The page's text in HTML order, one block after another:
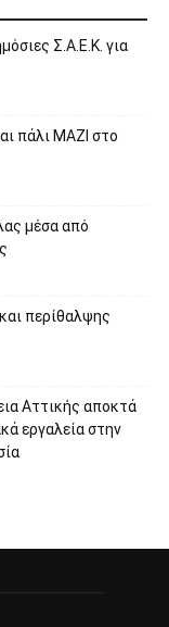
Σ.Α.Ε.Κ. για
πάλι ΜΑΖΙ στο
μέσα από
περίθαλψης
Αττικής αποκτά
εργαλεία στην